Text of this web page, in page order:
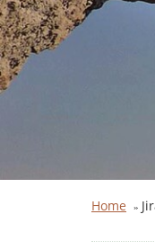
Home »